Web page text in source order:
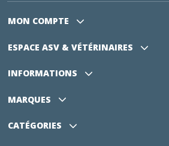
MON COMPTE
ESPACE ASV & VÉTÉRINAIRES
INFORMATIONS
MARQUES
CATÉGORIES